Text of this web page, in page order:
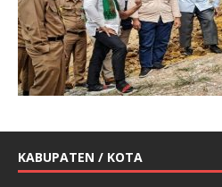
KABUPATEN / KOTA